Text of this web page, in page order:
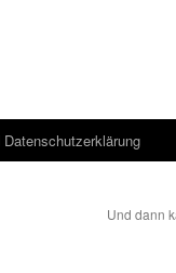
Und dann